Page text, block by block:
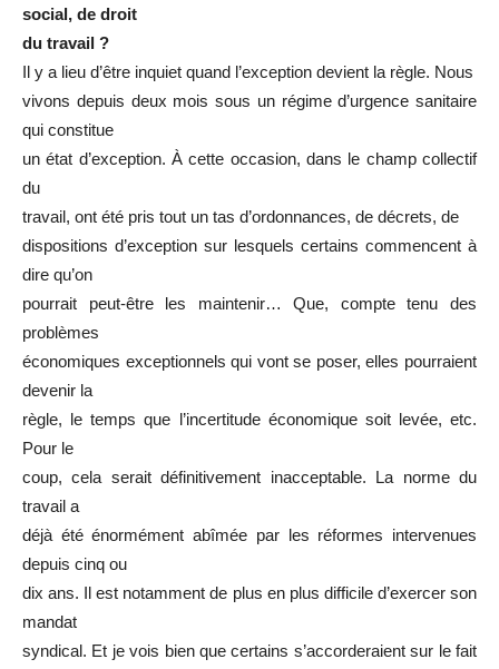
social, de droit
du travail ?
Il y a lieu d’être inquiet quand l’exception devient la règle. Nous
vivons depuis deux mois sous un régime d’urgence sanitaire
qui constitue
un état d’exception. À cette occasion, dans le champ collectif
du
travail, ont été pris tout un tas d’ordonnances, de décrets, de
dispositions d’exception sur lesquels certains commencent à
dire qu’on
pourrait peut-être les maintenir… Que, compte tenu des
problèmes
économiques exceptionnels qui vont se poser, elles pourraient
devenir la
règle, le temps que l’incertitude économique soit levée, etc.
Pour le
coup, cela serait définitivement inacceptable. La norme du
travail a
déjà été énormément abîmée par les réformes intervenues
depuis cinq ou
dix ans. Il est notamment de plus en plus difficile d’exercer son
mandat
syndical. Et je vois bien que certains s’accorderaient sur le fait